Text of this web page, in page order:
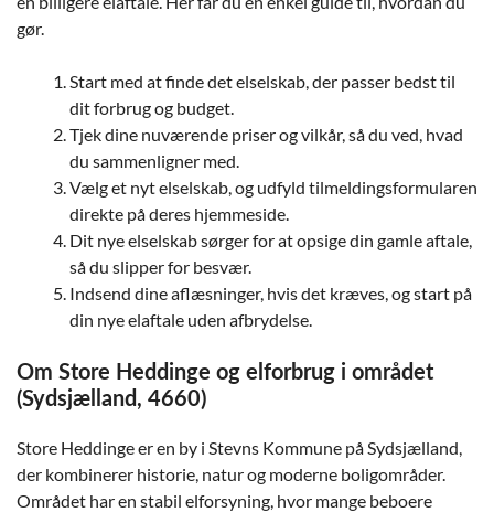
gør.
Start med at finde det elselskab, der passer bedst til
dit forbrug og budget.
Tjek dine nuværende priser og vilkår, så du ved, hvad
du sammenligner med.
Vælg et nyt elselskab, og udfyld tilmeldingsformularen
direkte på deres hjemmeside.
Dit nye elselskab sørger for at opsige din gamle aftale,
så du slipper for besvær.
Indsend dine aflæsninger, hvis det kræves, og start på
din nye elaftale uden afbrydelse.
Om Store Heddinge og elforbrug i området
(Sydsjælland, 4660)
Store Heddinge er en by i Stevns Kommune på Sydsjælland,
der kombinerer historie, natur og moderne boligområder.
Området har en stabil elforsyning, hvor mange beboere